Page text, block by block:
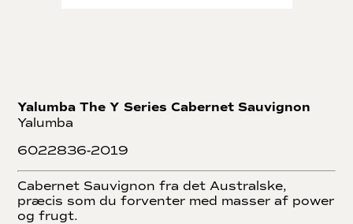
Yalumba The Y Series Cabernet Sauvignon
Yalumba
6022836-2019
Cabernet Sauvignon fra det Australske,
præcis som du forventer med masser af power
og frugt.